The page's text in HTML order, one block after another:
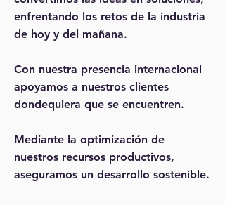
enfrentando los retos de la industria
de hoy y del mañana.
Con nuestra presencia internacional
apoyamos a nuestros clientes
dondequiera que se encuentren.
Mediante la optimización de
nuestros recursos productivos,
aseguramos un desarrollo sostenible.